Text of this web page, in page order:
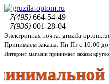
+7(495) 664-54-49
+7(936) 001-28-04
Электронная почта: gruzila-
Принимаем заказы: Пн-Пт с 10:00
Интернет магазин принимает заказы